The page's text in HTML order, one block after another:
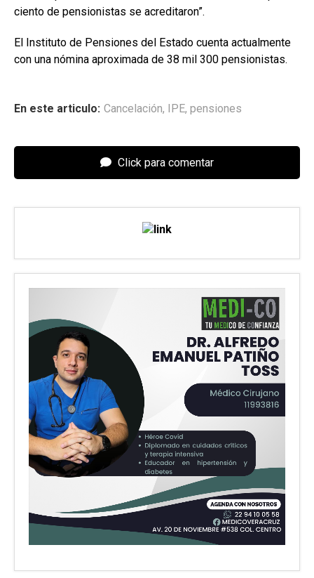
ciento de pensionistas se acreditaron”.
El Instituto de Pensiones del Estado cuenta actualmente
con una nómina aproximada de 38 mil 300 pensionistas.
En este articulo: Cancelación, IPE, pensiones
Click para comentar